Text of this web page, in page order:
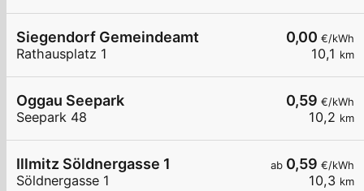
0,00 €/kWh
10,1 km
Siegendorf Gemeindeamt
Rathausplatz 1
0,59 €/kWh
10,2 km
Oggau Seepark
Seepark 48
ab 0,59 €/kWh
10,3 km
Illmitz Söldnergasse 1
Söldnergasse 1